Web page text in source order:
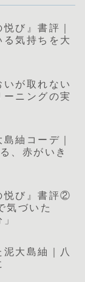
び』書評｜
気持ちを大
いが取れない
ニングの実
紬コーデ｜
、赤がいき
悦び』書評②
気づいた
大島紬｜八